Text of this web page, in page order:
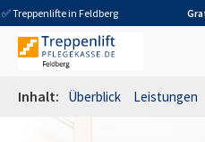
✅ Treppenlifte in Feldberg
Inhalt: Überblick Leistungen